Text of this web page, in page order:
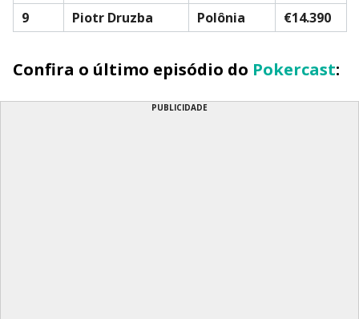
9
Piotr Druzba Polônia €14.390
Confira o último episódio do Pokercast:
PUBLICIDADE